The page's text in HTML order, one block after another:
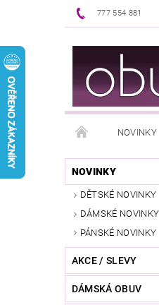
777 554 881
NOVINKY
PUNČOCHOVÉ
REKLAMAČNÍ ŘÁD
NOVINKY
DĚTSKÉ NOVINKY
DÁMSKÉ NOVINKY
PÁNSKÉ NOVINKY
AKCE / SLEVY
DÁMSKÁ OBUV